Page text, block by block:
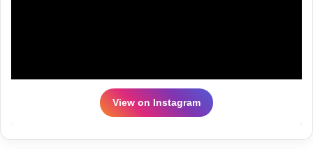
View on Instagram